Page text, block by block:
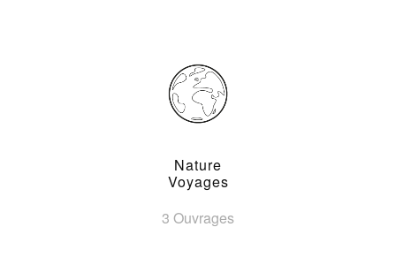
Nature
Voyages
3 Ouvrages